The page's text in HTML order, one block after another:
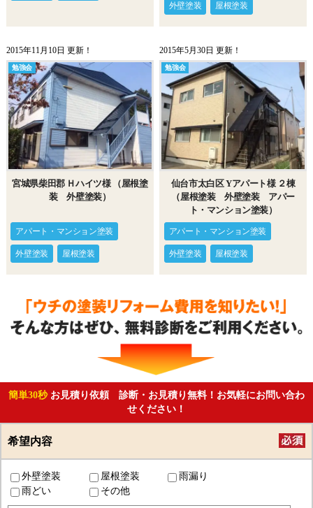
外壁塗装 屋根塗装
2015年11月10日 更新！
勉強会
宮城県柴田郡 Ｈハイツ様 （屋根塗
装 外壁塗装）
アパート・マンション塗装
外壁塗装 屋根塗装
2015年5月30日 更新！
勉強会
仙台市太白区 Yアパート様 ２棟
（屋根塗装 外壁塗装 アパー
ト・マンション塗装）
アパート・マンション塗装
外壁塗装 屋根塗装
簡単30秒 お見積り依頼 診断・お見積り無料！お気軽にお問い合わ
せください！
希望内容
外壁塗装 屋根塗装
雨漏り
雨どい
その他